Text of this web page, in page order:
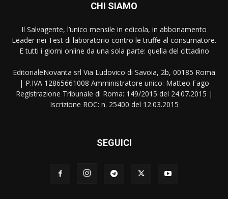
CHI SIAMO
Il Salvagente, l’unico mensile in edicola, in abbonamento
Leader nei Test di laboratorio contro le truffe al consumatore.
E tutti i giorni online da una sola parte: quella del cittadino
EditorialeNovanta srl Via Ludovico di Savoia, 2b, 00185 Roma
| P.IVA 12865661008 Amministratore unico: Matteo Fago
Registrazione Tribunale di Roma: 149/2015 del 24.07.2015 |
Iscrizione ROC: n. 25400 del 12.03.2015
SEGUICI